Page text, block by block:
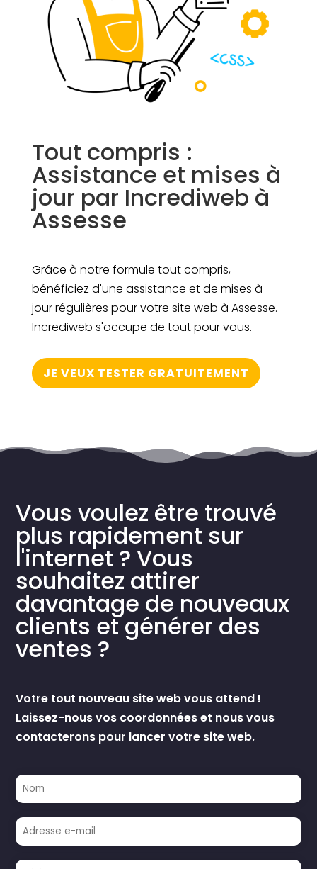
Tout compris :
Assistance et mises à
jour par Incrediweb à
Assesse
Grâce à notre formule tout compris,
bénéficiez d'une assistance et de mises à
jour régulières pour votre site web à Assesse.
Incrediweb s'occupe de tout pour vous.
JE VEUX TESTER GRATUITEMENT
Vous voulez être trouvé
plus rapidement sur
l'internet ? Vous
souhaitez attirer
davantage de nouveaux
clients et générer des
ventes ?
Votre tout nouveau site web vous attend !
Laissez-nous vos coordonnées et nous vous
contacterons pour lancer votre site web.